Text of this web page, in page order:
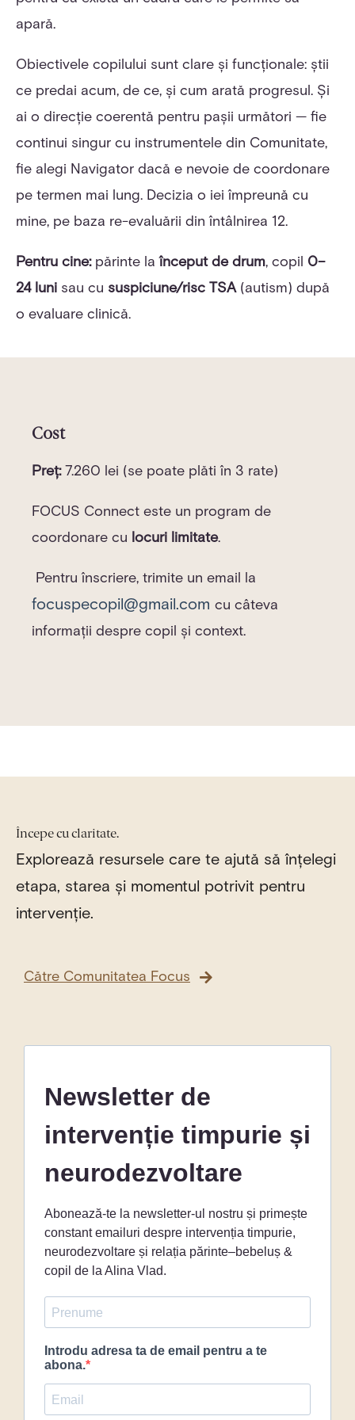
apară.
Obiectivele copilului sunt clare și funcționale: știi
ce predai acum, de ce, și cum arată progresul. Și
ai o direcție coerentă pentru pașii următori — fie
continui singur cu instrumentele din Comunitate,
fie alegi Navigator dacă e nevoie de coordonare
pe termen mai lung. Decizia o iei împreună cu
mine, pe baza re-evaluării din întâlnirea 12.
Pentru cine:părinte laînceput de drum, copil 0–
24 luni sau cu suspiciune/risc TSA(autism) după
o evaluare clinică.
Cost
Preț:7.260 lei (se poate plăti în 3 rate)
FOCUS Connect este un program de
coordonare cu locuri limitate.
Pentru înscriere, trimite un email la
focuspecopil@gmail.com cu câteva
informații despre copil și context.
Începe cu claritate.
Explorează resursele care te ajută să înțelegi
etapa, starea și momentul potrivit pentru
intervenție.
Către Comunitatea Focus